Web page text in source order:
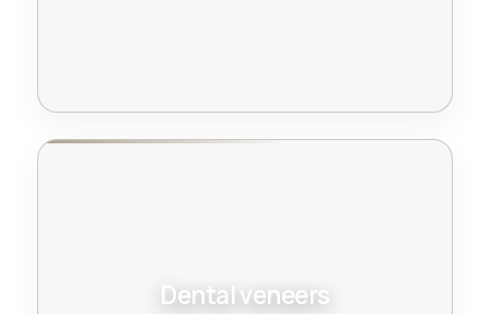
Dental veneers